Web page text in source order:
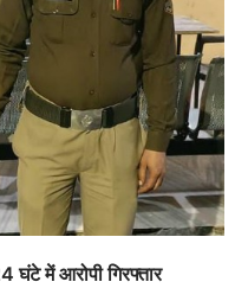
घंटे में आरोपी गिरफ्तार